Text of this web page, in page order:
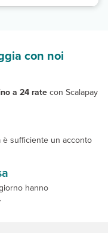
con noi
a 24 ratecon Scalapay
è sufficiente un acconto
hanno